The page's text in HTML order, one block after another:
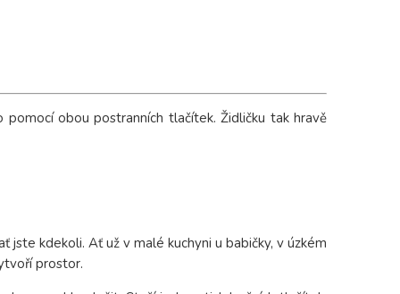
obou postranních tlačítek. Židličku tak hravě
kdekoli. Ať už v malé kuchyni u babičky, v úzkém
prostor.